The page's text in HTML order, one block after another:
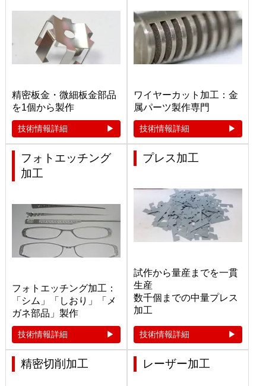
精密板金・微細板金部品
を1個から製作
技術情報詳細
ワイヤーカット加工：金
属パーツ製作専門
技術情報詳細
フォトエッチング
加工
フォトエッチング加工：
「シム」「しおり」「メ
ガネ部品」製作
技術情報詳細
プレス加工
試作から量産までを一貫
生産
数千個までの中量プレス
加工
技術情報詳細
精密切削加工 レーザー加工